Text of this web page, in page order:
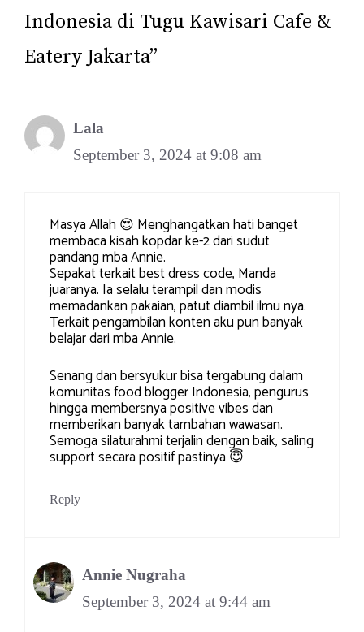
Indonesia di Tugu Kawisari Cafe &
Eatery Jakarta”
Lala
September 3, 2024 at 9:08 am
Masya Allah 😍 Menghangatkan hati banget
membaca kisah kopdar ke-2 dari sudut
pandang mba Annie.
Sepakat terkait best dress code, Manda
juaranya. Ia selalu terampil dan modis
memadankan pakaian, patut diambil ilmu nya.
Terkait pengambilan konten aku pun banyak
belajar dari mba Annie.
Senang dan bersyukur bisa tergabung dalam
komunitas food blogger Indonesia, pengurus
hingga membersnya positive vibes dan
memberikan banyak tambahan wawasan.
Semoga silaturahmi terjalin dengan baik, saling
support secara positif pastinya 😇
Reply
Annie Nugraha
September 3, 2024 at 9:44 am